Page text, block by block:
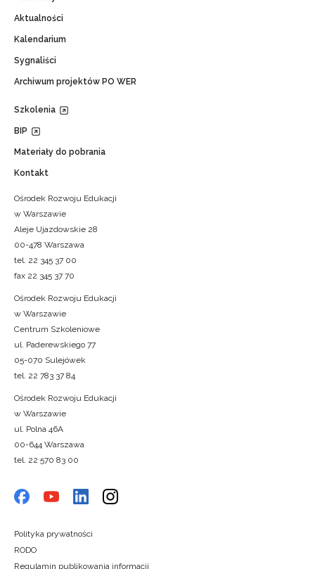
Aktualności
Kalendarium
Sygnaliści
Archiwum projektów PO WER
Szkolenia
BIP
Materiały do pobrania
Kontakt
Ośrodek Rozwoju Edukacji
w Warszawie
Aleje Ujazdowskie 28
00-478 Warszawa
tel. 22 345 37 00
fax 22 345 37 70
Ośrodek Rozwoju Edukacji
w Warszawie
Centrum Szkoleniowe
ul. Paderewskiego 77
05-070 Sulejówek
tel. 22 783 37 84
Ośrodek Rozwoju Edukacji
w Warszawie
ul. Polna 46A
00-644 Warszawa
tel. 22 570 83 00
Polityka prywatności
RODO
Regulamin publikowania informacji